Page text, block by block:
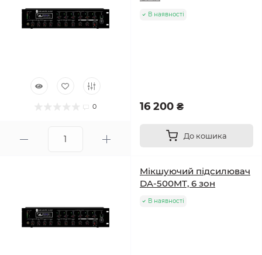
0
В наявності
16 200 ₴
До кошика
Мікшуючий підсилювач
DA-500MT, 6 зон
В наявності